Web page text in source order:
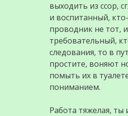
выходить из ссор,
и воспитанный,
проводник не тот,
требовательный,
следования, то в
простите, воняют
помыть их в
пониманием.
Работа тяжелая, ты